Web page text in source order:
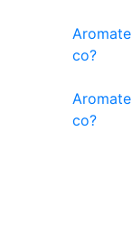
co?
co?